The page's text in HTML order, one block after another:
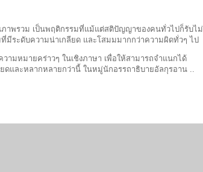
าพรวม เป็นพฤติกรรมที่แม้แต่สติปัญญาของคนทั่วไปก็รับไม่
ระดับความน่าเกลียด และโสมมมากกว่าความผิดทั่วๆ ไป
ามหมายคร่าวๆ ในเชิงภาษา เพื่อให้สามารถจำแนกได้
ดและหลากหลายกว่านี้ ในหมู่นักอรรถาธิบายอัลกุรอาน ..